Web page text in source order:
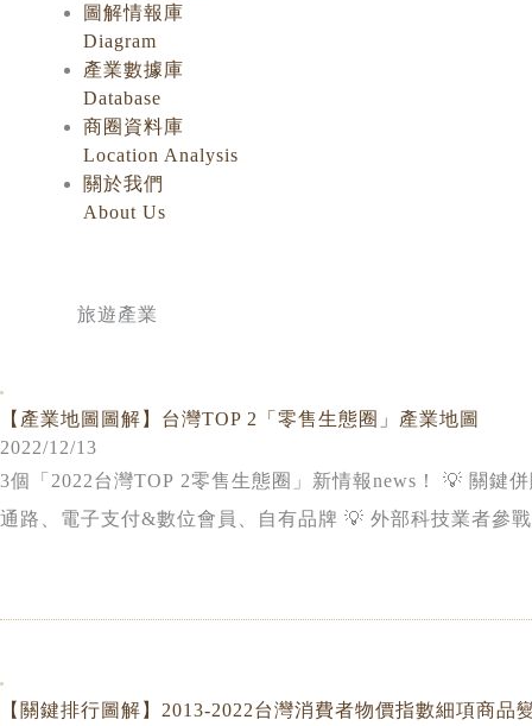
圖解情報庫
Diagram
產業數據庫
Database
商圈資料庫
Location Analysis
關於我們
About Us
旅遊產業
【產業地圖圖解】台灣TOP 2「零售生態圈」產業地圖
2022/12/13
3個「2022台灣TOP 2零售生態圈」新情報news！ 💡 關鍵
通路、電子支付&數位會員、自有品牌 💡 外部科技業者參
【關鍵排行圖解】2013-2022台灣消費者物價指數細項商品